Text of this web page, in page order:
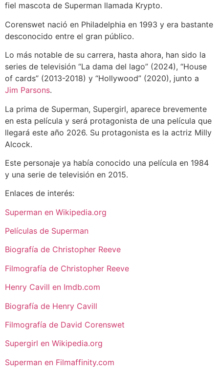
fiel mascota de Superman llamada Krypto.
Corenswet nació en Philadelphia en 1993 y era bastante
desconocido entre el gran público.
Lo más notable de su carrera, hasta ahora, han sido la
series de televisión “La dama del lago” (2024), “House
of cards” (2013-2018) y “Hollywood” (2020), junto a
Jim Parsons.
La prima de Superman, Supergirl, aparece brevemente
en esta película y será protagonista de una película que
llegará este año 2026. Su protagonista es la actriz Milly
Alcock.
Este personaje ya había conocido una película en 1984
y una serie de televisión en 2015.
Enlaces de interés:
Superman en Wikipedia.org
Películas de Superman
Biografía de Christopher Reeve
Filmografía de Christopher Reeve
Henry Cavill en Imdb.com
Biografía de Henry Cavill
Filmografía de David Corenswet
Supergirl en Wikipedia.org
Superman en Filmaffinity.com